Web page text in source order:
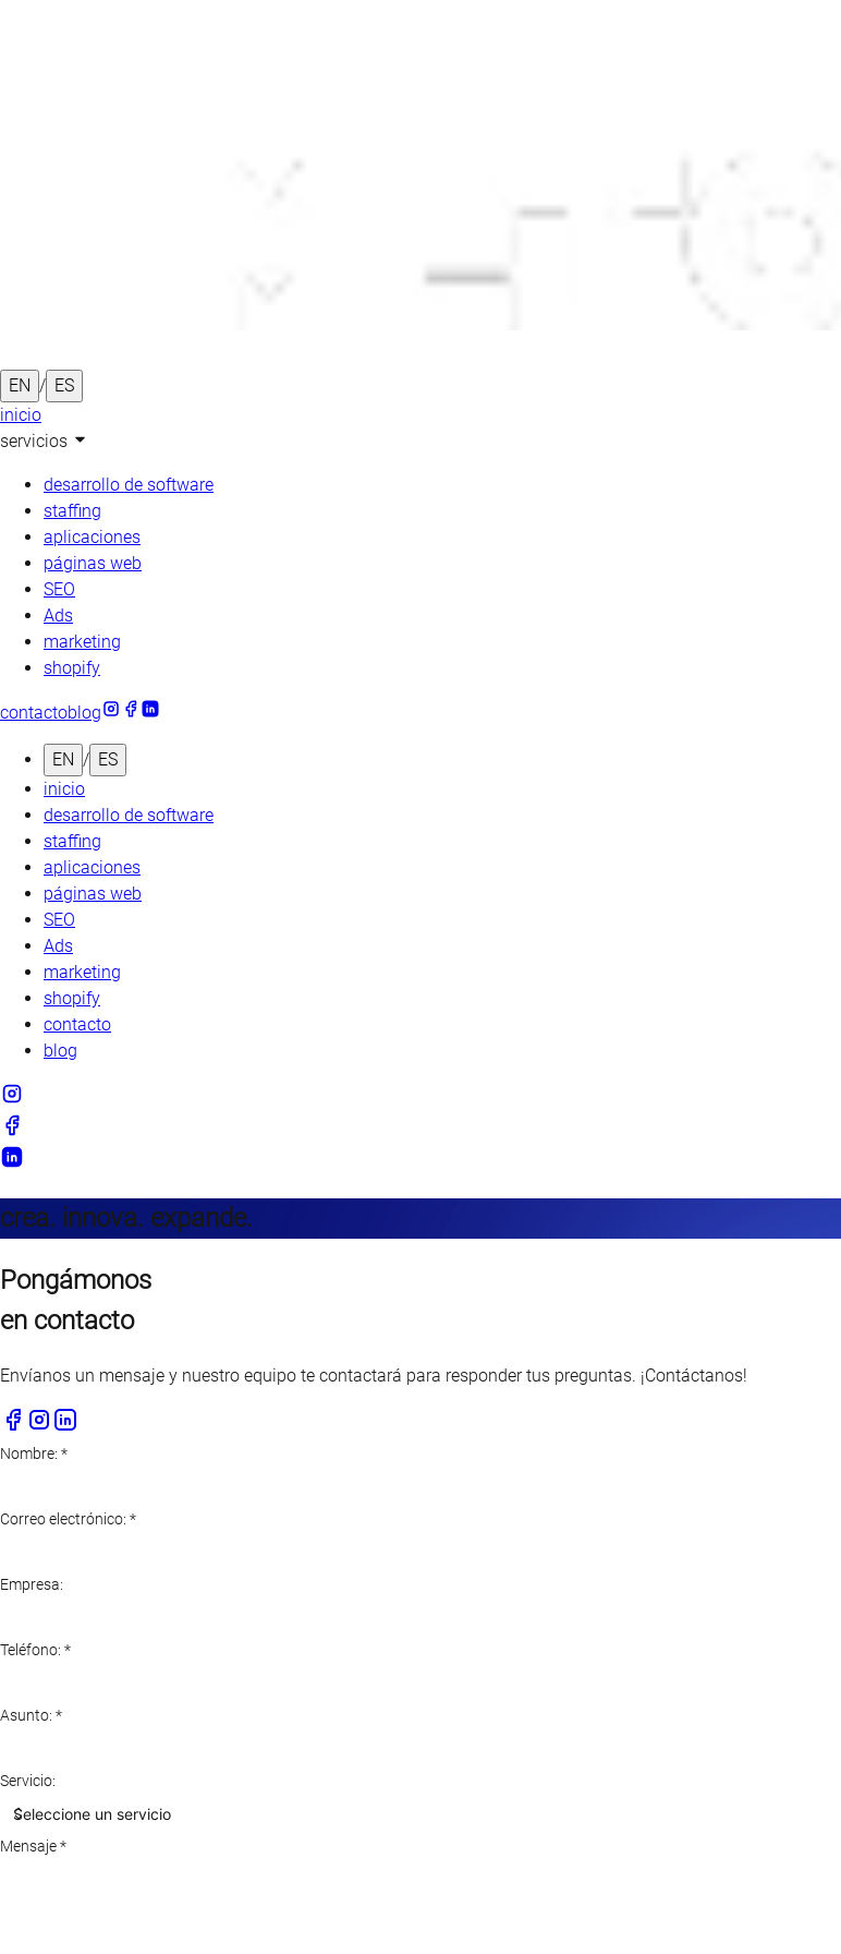
EN / ES
inicio
servicios
desarrollo de software
staffing
aplicaciones
páginas web
SEO
Ads
marketing
shopify
contactoblog
EN / ES
inicio
desarrollo de software
staffing
aplicaciones
páginas web
SEO
Ads
marketing
shopify
contacto
blog
crea. innova. expande.
Pongámonos
en contacto
Envíanos un mensaje y nuestro equipo te contactará para responder tus preguntas. ¡Contáctanos!
Nombre: *
Correo electrónico: *
Empresa:
Teléfono: *
Asunto: *
Servicio:
Mensaje*